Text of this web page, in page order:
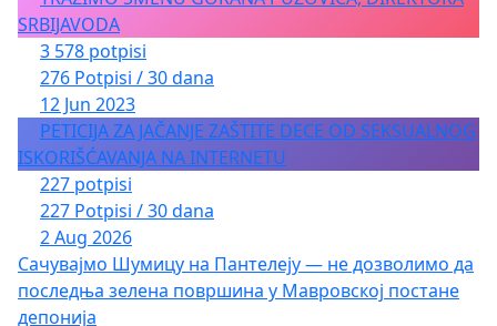
SRBIJAVODA
3 578 potpisi
276 Potpisi / 30 dana
12 Jun 2023
PETICIJA ZA JAČANJE ZAŠTITE DECE OD SEKSUALNOG
ISKORIŠĆAVANJA NA INTERNETU
227 potpisi
227 Potpisi / 30 dana
2 Aug 2026
Сачувајмо Шумицу на Пантелеју — не дозволимо да
последња зелена површина у Мавровској постане
депонија